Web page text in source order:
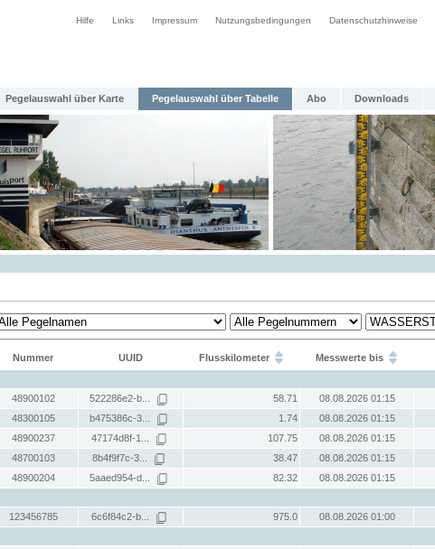
Hilfe Links Impressum Nutzungsbedingungen Datenschutzhinweise
Pegelauswahl über Karte Pegelauswahl über Tabelle Abo Downloads
Nummer UUID Flusskilometer Messwerte bis
48900102 522286e2-b... 58.71
08.08.2026 01:15
48300105 b475386c-3... 1.74
08.08.2026 01:15
48900237 47174d8f-1... 107.75
08.08.2026 01:15
48700103 8b4f9f7c-3... 38.47
08.08.2026 01:15
48900204 5aaed954-d... 82.32
08.08.2026 01:15
123456785 6c6f84c2-b... 975.0
08.08.2026 01:00